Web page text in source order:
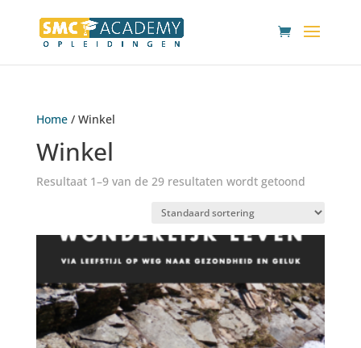
Home/ Winkel
Winkel
Resultaat 1–9 van de 29 resultaten wordt getoond